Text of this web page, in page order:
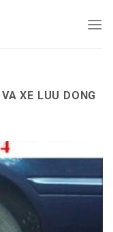
XE LUU DONG